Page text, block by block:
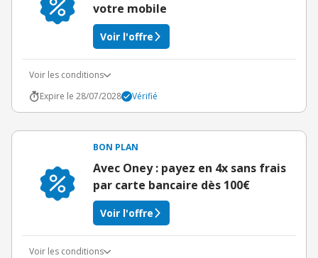
votre mobile
Voir l'offre
Voir les conditions
Expire le 28/07/2028
Vérifié
BON PLAN
Avec Oney : payez en 4x sans frais
par carte bancaire dès 100€
Voir l'offre
Voir les conditions